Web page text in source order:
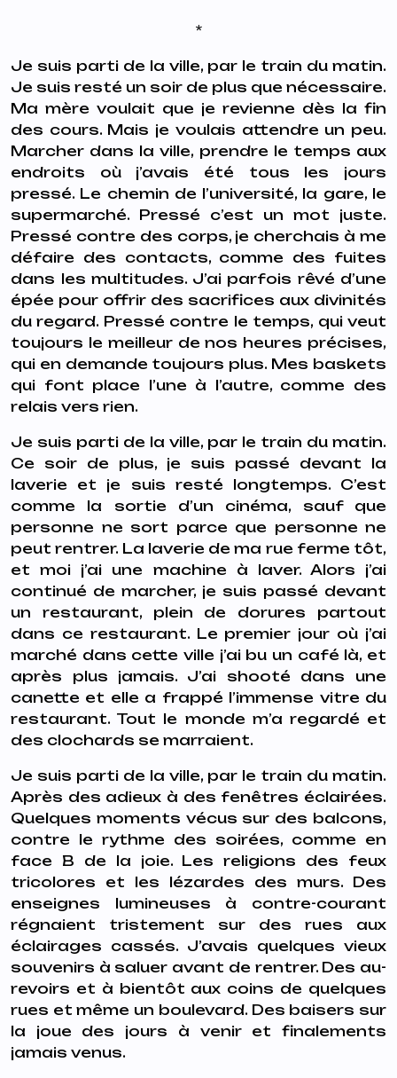
*
Je suis parti de la ville, par le train du matin.
Je suis resté un soir de plus que nécessaire.
Ma mère voulait que je revienne dès la fin
des cours. Mais je voulais attendre un peu.
Marcher dans la ville, prendre le temps aux
endroits où j’avais été tous les jours
pressé. Le chemin de l’université, la gare, le
supermarché. Pressé c’est un mot juste.
Pressé contre des corps, je cherchais à me
défaire des contacts, comme des fuites
dans les multitudes. J’ai parfois rêvé d’une
épée pour offrir des sacrifices aux divinités
du regard. Pressé contre le temps, qui veut
toujours le meilleur de nos heures précises,
qui en demande toujours plus. Mes baskets
qui font place l’une à l’autre, comme des
relais vers rien.
Je suis parti de la ville, par le train du matin.
Ce soir de plus, je suis passé devant la
laverie et je suis resté longtemps. C’est
comme la sortie d’un cinéma, sauf que
personne ne sort parce que personne ne
peut rentrer. La laverie de ma rue ferme tôt,
et moi j’ai une machine à laver. Alors j’ai
continué de marcher, je suis passé devant
un restaurant, plein de dorures partout
dans ce restaurant. Le premier jour où j’ai
marché dans cette ville j’ai bu un café là, et
après plus jamais. J’ai shooté dans une
canette et elle a frappé l’immense vitre du
restaurant. Tout le monde m’a regardé et
des clochards se marraient.
Je suis parti de la ville, par le train du matin.
Après des adieux à des fenêtres éclairées.
Quelques moments vécus sur des balcons,
contre le rythme des soirées, comme en
face B de la joie. Les religions des feux
tricolores et les lézardes des murs. Des
enseignes lumineuses à contre-courant
régnaient tristement sur des rues aux
éclairages cassés. J’avais quelques vieux
souvenirs à saluer avant de rentrer. Des au-
revoirs et à bientôt aux coins de quelques
rues et même un boulevard. Des baisers sur
la joue des jours à venir et finalements
jamais venus.